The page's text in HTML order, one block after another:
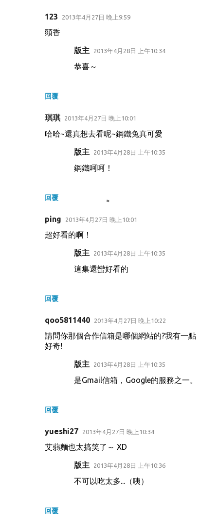
123 2013年4月27日 晚上9:59
頭香
回覆
版主 2013年4月28日 上午10:34
恭喜～
琪琪 2013年4月27日 晚上10:01
哈哈~還真想去看呢~鋼鐵兔真可愛
回覆
版主 2013年4月28日 上午10:35
鋼鐵呵呵！
ping 2013年4月27日 晚上10:01
超好看的啊！
回覆
版主 2013年4月28日 上午10:35
這集還蠻好看的
qoo5811440 2013年4月27日 晚上10:22
請問你那個合作信箱是哪個網站的?我有一點
好奇!
回覆
版主 2013年4月28日 上午10:35
是Gmail信箱，Google的服務之一。
yueshi27 2013年4月27日 晚上10:34
艾蒻麵也太搞笑了～ XD
回覆
版主 2013年4月28日 上午10:36
不可以吃太多...（咦）